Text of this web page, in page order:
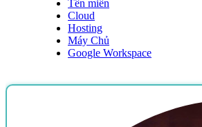
Tên miền
Cloud
Hosting
Máy Chủ
Google Workspace